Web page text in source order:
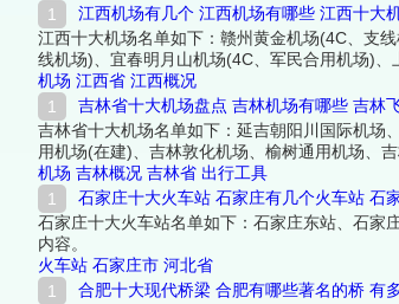
江西机场有几个 江西机场有哪些 江西十大
江西十大机场名单如下：赣州黄金机场(4C、支
线机场)、宜春明月山机场(4C、军民合用机场)
私人机场)、九江庐山机场(4C、旅游支线机场)、
机场 江西省 江西概况
吉林省十大机场盘点 吉林机场有哪些 吉林
吉林省十大机场名单如下：延吉朝阳川国际机场
用机场(在建)、吉林敦化机场、榆树通用机场、
机场 吉林概况 吉林省 出行工具
石家庄十大火车站 石家庄有几个火车站 石
石家庄十大火车站名单如下：石家庄东站、石家
内容。
火车站 石家庄市 河北省
合肥十大现代桥梁 合肥有哪些著名的桥 有